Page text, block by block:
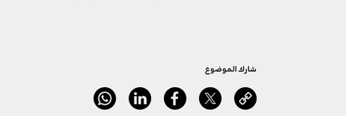
شارك الموضوع